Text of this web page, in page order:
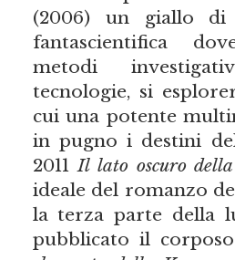
(2006) un giallo di
fantascientifica
metodi
tecnologie, si
cui una potente
in pugno i destini
2011 Il lato oscuro
ideale del romanzo
la terza parte della
pubblicato il